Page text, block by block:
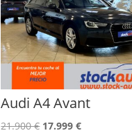
Audi A4 Avant
21.900€ El
17.999€El